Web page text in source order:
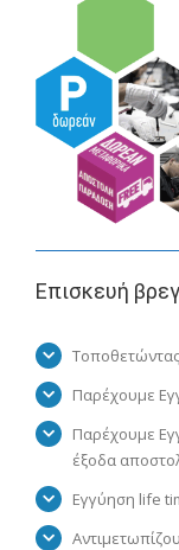
Eπισκευή
Παρέχουμε
Παρέχουμε
έξοδα
Εγγύηση life